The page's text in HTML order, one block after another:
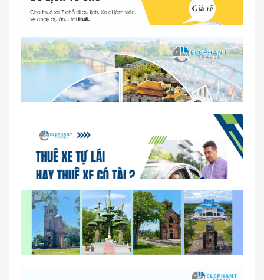
Dịch vụ thuê xe 16 chỗ tại Huế 2026
So sánh thuê xe tự lái và thuê xe có tài xế tại Huế